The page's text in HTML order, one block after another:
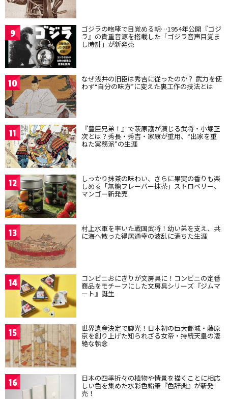
9 ゴジラの咆哮で目覚める朝…1954年公開『ゴジ
ラ』の貴重音源を搭載した「ゴジラ音声目覚ま
し時計」が新発売
10 なぜ浅井の旧臣は秀吉に従ったのか？ 武力を使
わず“自分の味方”に変えた裏工作の技法とは
11 『豊臣兄弟！』で萩原護が演じる武将・小堀正
次とは？秀長・秀吉・家康が重用、“出家を重
ねた実務派”の生涯
12 しっかり抹茶の味わい、さらに果実の香りも楽
しめる「無糖フレーバー抹茶」ストロベリー、
マンゴー新発売
13 村上水軍を率いた戦国武将！幼い弟を支え、共
に海へ散った得居通幸の波乱に満ちた生涯
14 コンビニおにぎりが文房具に！コンビニの定番
商品をモチーフにした文房具シリーズ『ジムマ
ート』誕生
15 世界遺産決定で脚光！日本初の巨大都城・藤原
京を創り上げた知られざる女帝・持統天皇の凄
絶な執念
16 日本の四季折々の植物や情景を描くことに相応
しい色を集めた水彩色鉛筆『色辞典』が新発
売！